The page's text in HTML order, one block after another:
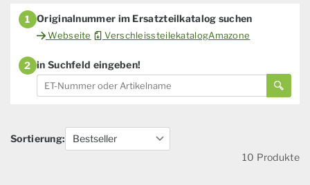
1 Originalnummer im Ersatzteilkatalog suchen
Webseite VerschleissteilekatalogAmazone
2 in Suchfeld eingeben!
Sortierung:
10 Produkte